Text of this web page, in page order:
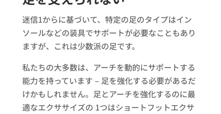
迷信1からに基づいて、特定の足のタイプはイン
ソールなどの装具でサポートが必要なこともあり
ますが、これは少数派の足です。
私たちの大多数は、アーチを動的にサポートする
能力を持っています – 足を強化する必要があるだ
けかもしれません。足とアーチを強化するのに最
適なエクササイズの 1つはショートフットエクサ